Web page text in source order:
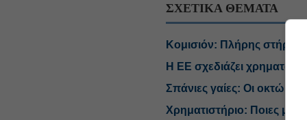
ΣΧΕΤΙΚΑ ΘΕΜΑΤΑ
Κομισιόν: Πλήρης στήριξη
Η ΕΕ σχεδιάζει
Σπάνιες γαίες: Οι οκτώ
Χρηματιστήριο: Ποιες